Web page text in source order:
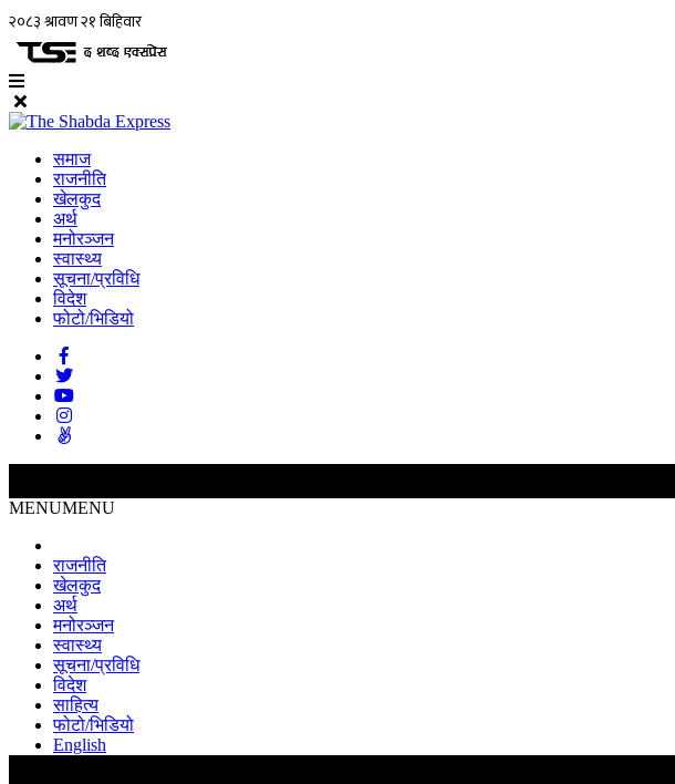
समाज
राजनीति
खेलकुद
अर्थ
मनोरञ्जन
स्वास्थ्य
सूचना/प्रविधि
विदेश
फोटो/भिडियो
MENUMENU
राजनीति
खेलकुद
अर्थ
मनोरञ्जन
स्वास्थ्य
सूचना/प्रविधि
विदेश
साहित्य
फोटो/भिडियो
English